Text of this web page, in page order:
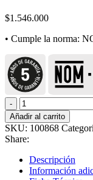
$1.546.000
• Cumple la norma:
Rotomartillo
SDS
Max
6kg,
7J,
1100W,
Truper
Añadir al carrito
SKU: 100868
Share:
Descripción
Información